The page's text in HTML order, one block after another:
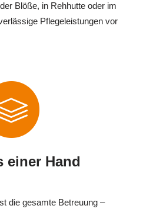
Blöße, in Rehhutte oder im
Pflegeleistungen vor
einer Hand
die gesamte Betreuung –